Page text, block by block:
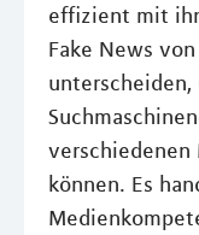
effizient mit
Fake News
unterscheiden,
verschiedenen
können. Es